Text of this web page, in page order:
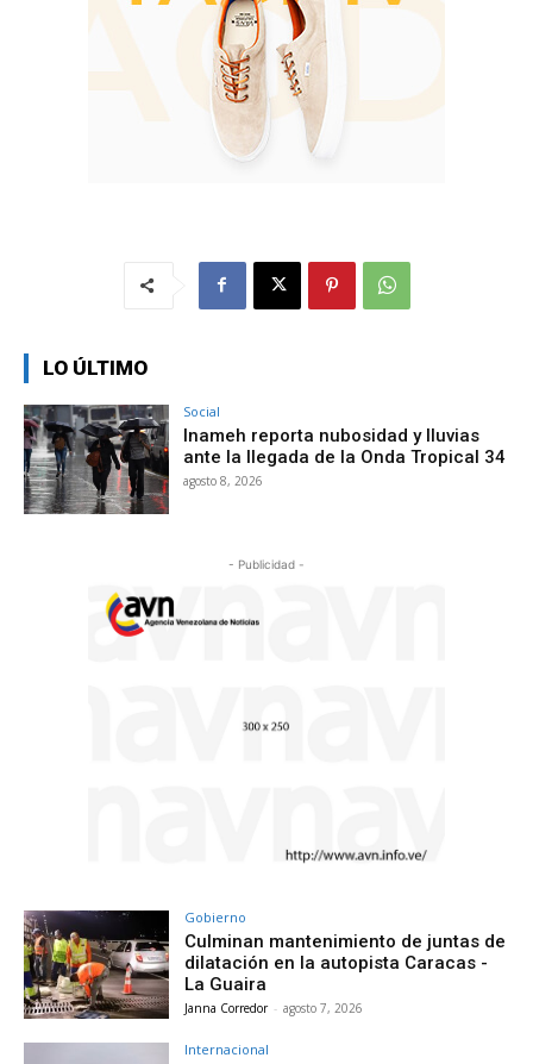
LO ÚLTIMO
Social
Inameh reporta nubosidad y lluvias
ante la llegada de la Onda Tropical 34
agosto 8, 2026
- Publicidad -
Gobierno
Culminan mantenimiento de juntas de
dilatación en la autopista Caracas -
La Guaira
Janna Corredor - agosto 7, 2026
Internacional